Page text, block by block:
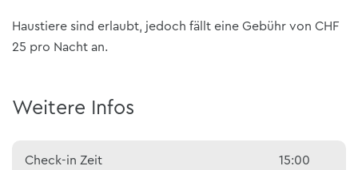
Haustiere sind erlaubt, jedoch fällt eine Gebühr von CHF
25 pro Nacht an.
Weitere Infos
Check-in Zeit 15:00